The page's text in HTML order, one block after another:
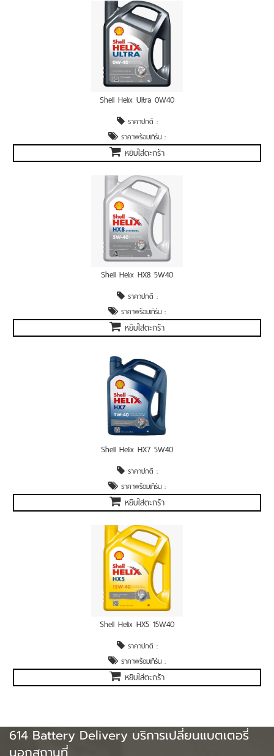
Shell Helix Ultra 0W40
ราคาปกติ :
ราคาพร้อมเทิร์น :
หยิบใส่ตะกร้า
Shell Helix HX8 5W40
ราคาปกติ :
ราคาพร้อมเทิร์น :
หยิบใส่ตะกร้า
Shell Helix HX7 5W40
ราคาปกติ :
ราคาพร้อมเทิร์น :
หยิบใส่ตะกร้า
Shell Helix HX5 15W40
ราคาปกติ :
ราคาพร้อมเทิร์น :
หยิบใส่ตะกร้า
614 Battery Delivery บริการเปลี่ยนแบตเตอรี่